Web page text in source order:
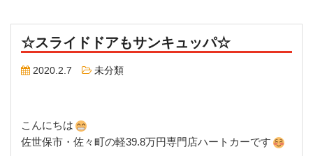
☆スライドドアもサンキュッパ☆
2020.2.7 未分類
こんにちは
佐世保市・佐々町の軽39.8万円専門店ハートカーです